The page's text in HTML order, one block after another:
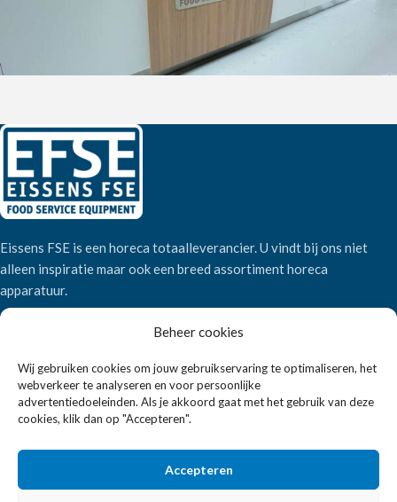
Beheer cookies
Wij gebruiken cookies om jouw gebruikservaring te optimaliseren, het
webverkeer te analyseren en voor persoonlijke
advertentiedoeleinden. Als je akkoord gaat met het gebruik van deze
cookies, klik dan op "Accepteren".
Accepteren
Eissens FSE is een horeca totaalleverancier. U vindt bij ons niet
alleen inspiratie maar ook een breed assortiment horeca
apparatuur.
Telefoon:+31 6 2708 6347
E-mail:verkoop@eissensfse.nl
KLANTENSERVICE
Over ons